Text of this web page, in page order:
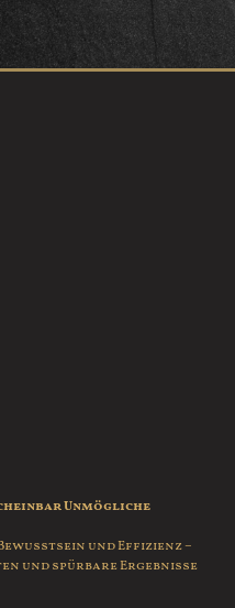
Unmögliche
und Effizienz –
und spürbare Ergebnisse